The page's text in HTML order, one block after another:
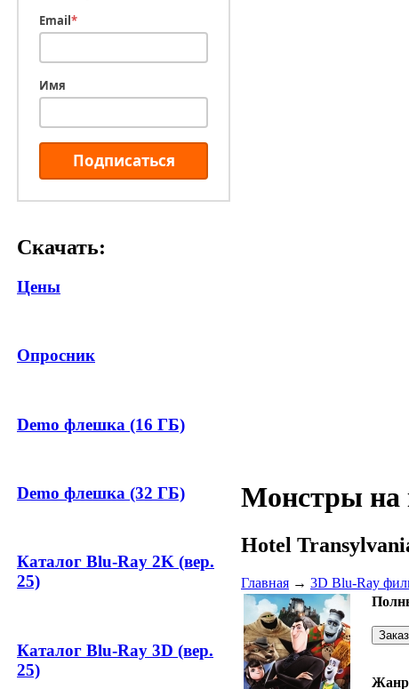
Email*
Имя
Подписаться
Скачать:
Цены
Опросник
Demo флешка (16 ГБ)
Demo флешка (32 ГБ)
Каталог Blu-Ray 2K (вер.
25)
Каталог Blu-Ray 3D (вер.
25)
Монстры на
Hotel
Главная → 3D Blu-Ray